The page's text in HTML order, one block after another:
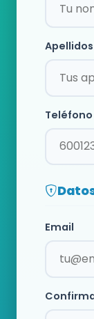
Apellidos
Teléfono
Email